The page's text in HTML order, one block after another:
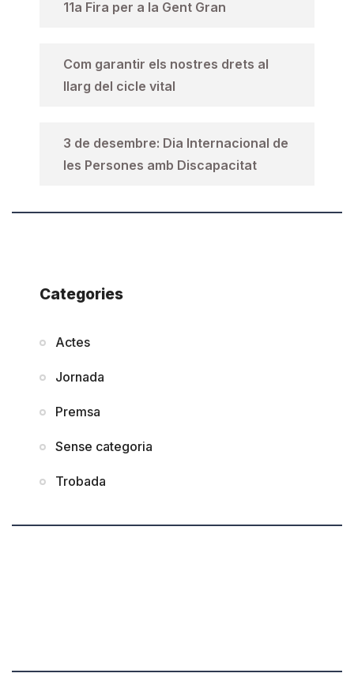
11a Fira per a la Gent Gran
Com garantir els nostres drets al
llarg del cicle vital
3 de desembre: Dia Internacional de
les Persones amb Discapacitat
Categories
Actes
Jornada
Premsa
Sense categoria
Trobada